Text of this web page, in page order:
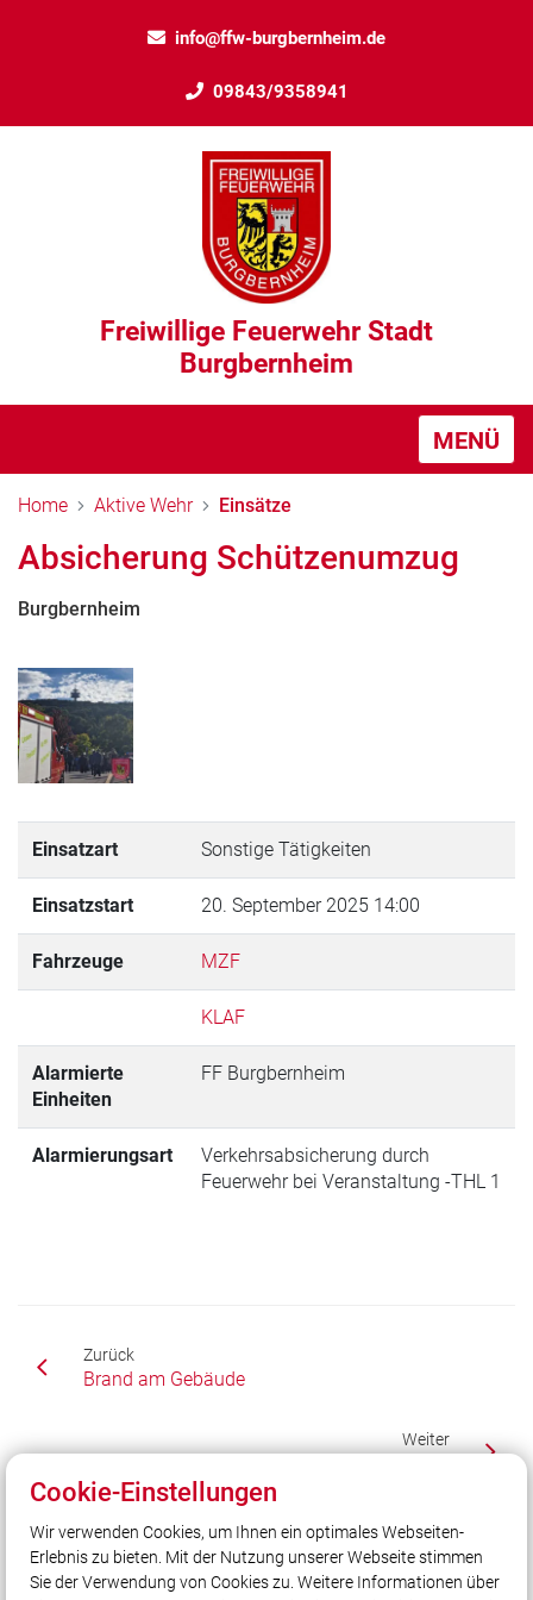
info@ffw-burgbernheim.de
09843/9358941
Freiwillige Feuerwehr Stadt
Burgbernheim
MENÜ
Home Aktive Wehr Einsätze
Absicherung Schützenumzug
Burgbernheim
Einsatzart Sonstige Tätigkeiten
Einsatzstart 20. September 2025 14:00
Fahrzeuge MZF
KLAF
Alarmierte
Einheiten
FF Burgbernheim
Alarmierungsart
Verkehrsabsicherung durch
Feuerwehr bei Veranstaltung -THL 1
Zurück
Brand am Gebäude
Weiter
Unser Leitsatz
Cookie-Einstellungen
Wir verwenden Cookies, um Ihnen ein optimales Webseiten-
Erlebnis zu bieten. Mit der Nutzung unserer Webseite stimmen
Sie der Verwendung von Cookies zu. Weitere Informationen über